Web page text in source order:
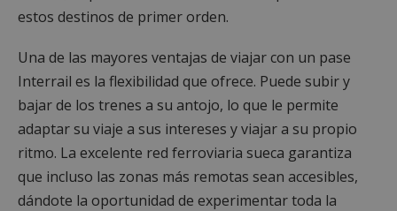
estos destinos de primer orden.
Una de las mayores ventajas de viajar con un pase
Interrail es la flexibilidad que ofrece. Puede subir y
bajar de los trenes a su antojo, lo que le permite
adaptar su viaje a sus intereses y viajar a su propio
ritmo. La excelente red ferroviaria sueca garantiza
que incluso las zonas más remotas sean accesibles,
dándote la oportunidad de experimentar toda la